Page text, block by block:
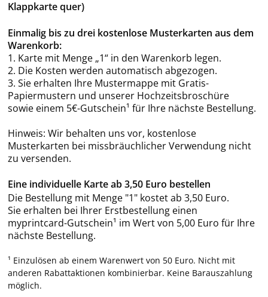
Klappkarte quer)
Einmalig bis zu drei kostenlose Musterkarten aus dem
Warenkorb:
1. Karte mit Menge „1“ in den Warenkorb legen.
2. Die Kosten werden automatisch abgezogen.
3. Sie erhalten Ihre Mustermappe mit Gratis-
Papiermustern und unserer Hochzeitsbroschüre
sowie einem 5€-Gutschein¹ für Ihre nächste Bestellung.
Hinweis: Wir behalten uns vor, kostenlose
Musterkarten bei missbräuchlicher Verwendung nicht
zu versenden.
Eine individuelle Karte ab 3,50 Euro bestellen
Die Bestellung mit Menge "1" kostet ab 3,50 Euro.
Sie erhalten bei Ihrer Erstbestellung einen
myprintcard-Gutschein¹ im Wert von 5,00 Euro für Ihre
nächste Bestellung.
¹ Einzulösen ab einem Warenwert von 50 Euro. Nicht mit
anderen Rabattaktionen kombinierbar. Keine Barauszahlung
möglich.